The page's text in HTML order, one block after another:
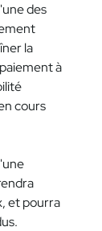
des
la
à
cours
et pourra